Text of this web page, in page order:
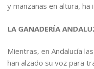
y manzanas en altura, ha
LA GANADERÍA
Mientras, en Andalucía
han alzado su voz para